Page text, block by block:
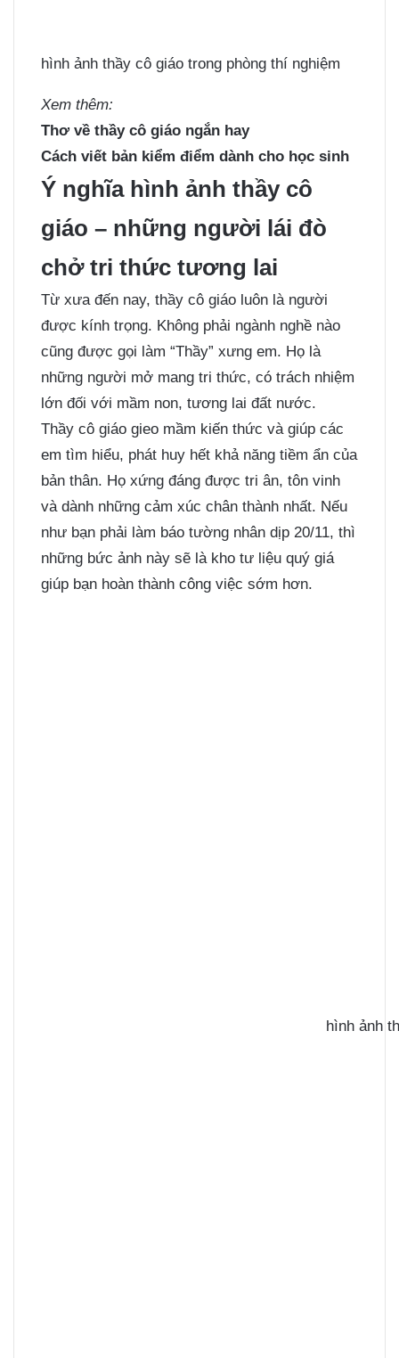
hình ảnh thầy cô giáo trong phòng thí nghiệm
Xem thêm:
Thơ về thầy cô giáo ngắn hay
Cách viết bản kiểm điểm dành cho học sinh
Ý nghĩa hình ảnh thầy cô
giáo – những người lái đò
chở tri thức tương lai
Từ xưa đến nay, thầy cô giáo luôn là người
được kính trọng. Không phải ngành nghề nào
cũng được gọi làm “Thầy” xưng em. Họ là
những người mở mang tri thức, có trách nhiệm
lớn đối với mầm non, tương lai đất nước.
Thầy cô giáo gieo mầm kiến thức và giúp các
em tìm hiểu, phát huy hết khả năng tiềm ẩn của
bản thân. Họ xứng đáng được tri ân, tôn vinh
và dành những cảm xúc chân thành nhất. Nếu
như bạn phải làm báo tường nhân dịp 20/11, thì
những bức ảnh này sẽ là kho tư liệu quý giá
giúp bạn hoàn thành công việc sớm hơn.
hình ảnh